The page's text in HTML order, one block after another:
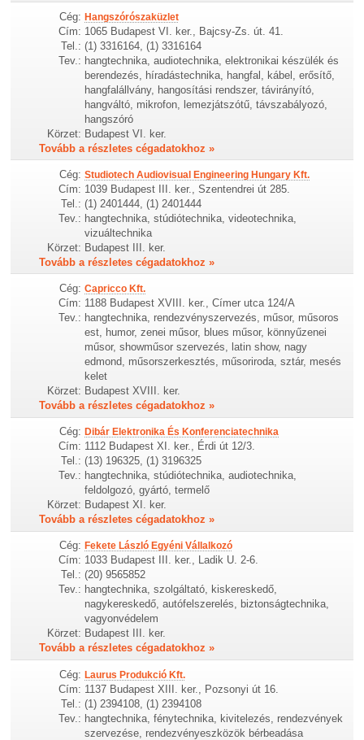
Cég: Hangszórószaküzlet
Cím: 1065 Budapest VI. ker., Bajcsy-Zs. út. 41.
Tel.: (1) 3316164, (1) 3316164
Tev.: hangtechnika, audiotechnika, elektronikai készülék és
berendezés, híradástechnika, hangfal, kábel, erősítő,
hangfalállvány, hangosítási rendszer, távirányító,
hangváltó, mikrofon, lemezjátszótű, távszabályozó,
hangszóró
Körzet: Budapest VI. ker.
Tovább a részletes cégadatokhoz »
Cég: Studiotech Audiovisual Engineering Hungary Kft.
Cím: 1039 Budapest III. ker., Szentendrei út 285.
Tel.: (1) 2401444, (1) 2401444
Tev.: hangtechnika, stúdiótechnika, videotechnika,
vizuáltechnika
Körzet: Budapest III. ker.
Tovább a részletes cégadatokhoz »
Cég: Capricco Kft.
Cím: 1188 Budapest XVIII. ker., Címer utca 124/A
Tev.: hangtechnika, rendezvényszervezés, műsor, műsoros
est, humor, zenei műsor, blues műsor, könnyűzenei
műsor, showműsor szervezés, latin show, nagy
edmond, műsorszerkesztés, műsoriroda, sztár, mesés
kelet
Körzet: Budapest XVIII. ker.
Tovább a részletes cégadatokhoz »
Cég: Dibár Elektronika És Konferenciatechnika
Cím: 1112 Budapest XI. ker., Érdi út 12/3.
Tel.: (13) 196325, (1) 3196325
Tev.: hangtechnika, stúdiótechnika, audiotechnika,
feldolgozó, gyártó, termelő
Körzet: Budapest XI. ker.
Tovább a részletes cégadatokhoz »
Cég: Fekete László Egyéni Vállalkozó
Cím: 1033 Budapest III. ker., Ladik U. 2-6.
Tel.: (20) 9565852
Tev.: hangtechnika, szolgáltató, kiskereskedő,
nagykereskedő, autófelszerelés, biztonságtechnika,
vagyonvédelem
Körzet: Budapest III. ker.
Tovább a részletes cégadatokhoz »
Cég: Laurus Produkció Kft.
Cím: 1137 Budapest XIII. ker., Pozsonyi út 16.
Tel.: (1) 2394108, (1) 2394108
Tev.: hangtechnika, fénytechnika, kivitelezés, rendezvények
szervezése, rendezvényeszközök bérbeadása